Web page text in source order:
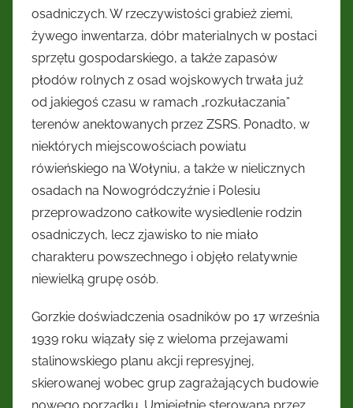
osadniczych. W rzeczywistości grabież ziemi,
żywego inwentarza, dóbr materialnych w postaci
sprzętu gospodarskiego, a także zapasów
płodów rolnych z osad wojskowych trwała już
od jakiegoś czasu w ramach „rozkułaczania”
terenów anektowanych przez ZSRS. Ponadto, w
niektórych miejscowościach powiatu
rówieńskiego na Wołyniu, a także w nielicznych
osadach na Nowogródczyźnie i Polesiu
przeprowadzono całkowite wysiedlenie rodzin
osadniczych, lecz zjawisko to nie miało
charakteru powszechnego i objęło relatywnie
niewielką grupę osób.
Gorzkie doświadczenia osadników po 17 września
1939 roku wiązały się z wieloma przejawami
stalinowskiego planu akcji represyjnej,
skierowanej wobec grup zagrażających budowie
nowego porządku. Umiejętnie sterowana przez